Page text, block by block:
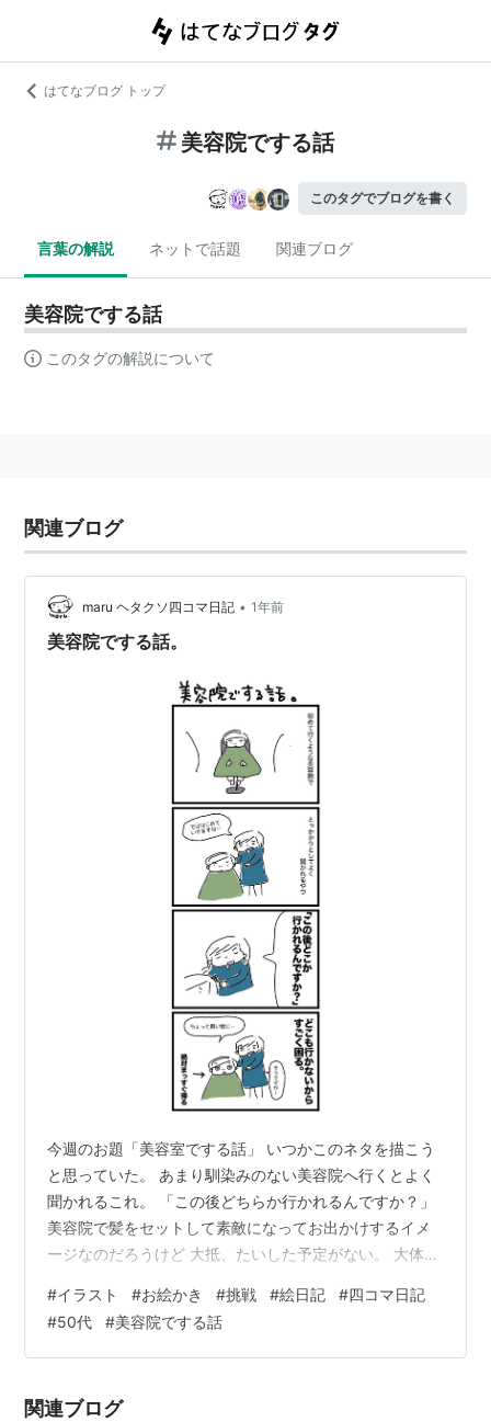
はてなブログ トップ
美容院でする話
このタグでブログを書く
言葉の解説 ネットで話題 関連ブログ
美容院でする話
このタグの解説について
関連ブログ
maru ヘタクソ四コマ日記 • 1年前
美容院でする話。
今週のお題「美容室でする話」 いつかこのネタを描こう
と思っていた。 あまり馴染みのない美容院へ行くとよく
聞かれるこれ。 「この後どちらか行かれるんですか？」
美容院で髪をセットして素敵になってお出かけするイメ
ージなのだろうけど 大抵、たいした予定がない。 大体、
何も買わずに帰るのが定番だ。 苦笑いして適当に答える
が美容師さんもほどほどに受け流す。 今行っている美容
院は決まった担当の方がいて 私の事をある程度知ってい
国ドラマ、娘たちの事などなど。 もちろん何も話さない
#イラスト #お絵かき #挑戦 #絵日記 #四コマ日記
#50代 #美容院でする話
関連ブログ